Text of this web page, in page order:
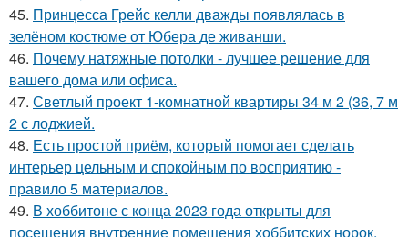
45. Принцесса Грейс келли дважды появлялась в
зелёном костюме от Юбера де живанши.
46. Почему натяжные потолки - лучшее решение для
вашего дома или офиса.
47. Светлый проект 1-комнатной квартиры 34 м 2 (36, 7 м
2 с лоджией.
48. Есть простой приём, который помогает сделать
интерьер цельным и спокойным по восприятию -
правило 5 материалов.
49. В хоббитоне с конца 2023 года открыты для
посещения внутренние помещения хоббитских норок.